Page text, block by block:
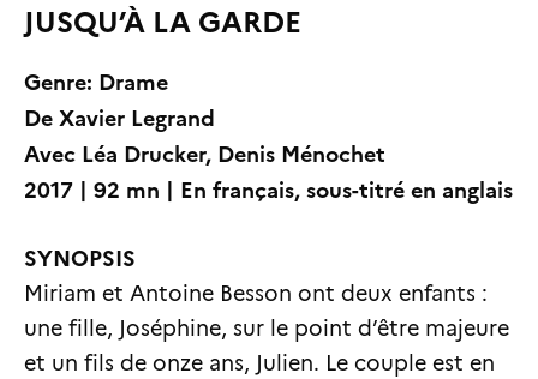
JUSQU’À LA GARDE
Genre: Drame
De Xavier Legrand
Avec Léa Drucker, Denis Ménochet
2017 | 92 mn | En français, sous-titré en anglais
SYNOPSIS
Miriam et Antoine Besson ont deux enfants :
une fille, Joséphine, sur le point d’être majeure
et un fils de onze ans, Julien. Le couple est en